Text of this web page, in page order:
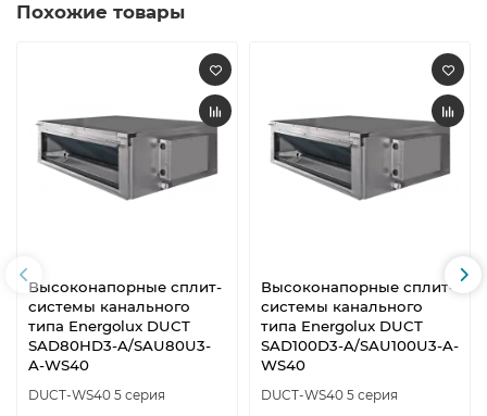
Похожие товары
Высоконапорные сплит-
системы канального
типа Energolux DUCT
SAD80HD3-A/SAU80U3-
A-WS40
DUCT-WS40 5 серия
Высоконапорные сплит-
системы канального
типа Energolux DUCT
SAD100D3-A/SAU100U3-A-
WS40
DUCT-WS40 5 серия